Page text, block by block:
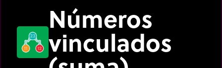
Números
vinculados